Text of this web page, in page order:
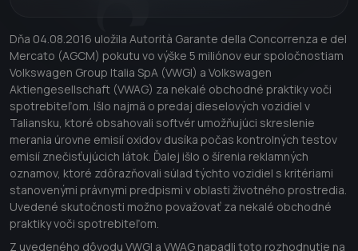
Dňa 04.08.2016 uložila Autorità Garante della Concorrenza e del
Mercato (AGCM) pokutu vo výške 5 miliónov eur spoločnostiam
Volkswagen Group Italia SpA (VWGI) a Volkswagen
Aktiengesellschaft (VWAG) za nekalé obchodné praktiky voči
spotrebiteľom. Išlo najmä o predaj dieselových vozidiel v
Taliansku, ktoré obsahovali softvér umožňujúci skreslenie
merania úrovne emisií oxidov dusíka počas kontrolných testov
emisií znečisťujúcich látok. Ďalej išlo o šírenia reklamných
oznamov, ktoré zdôrazňovali súlad týchto vozidiel s kritériami
stanovenými právnymi predpismi v oblasti životného prostredia.
Uvedené skutočnosti možno považovať za nekalé obchodné
praktiky voči spotrebiteľom.
Z uvedeného dôvodu VWGI a VWAG napadli toto rozhodnutie na